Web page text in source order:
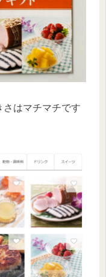
はマチマチです